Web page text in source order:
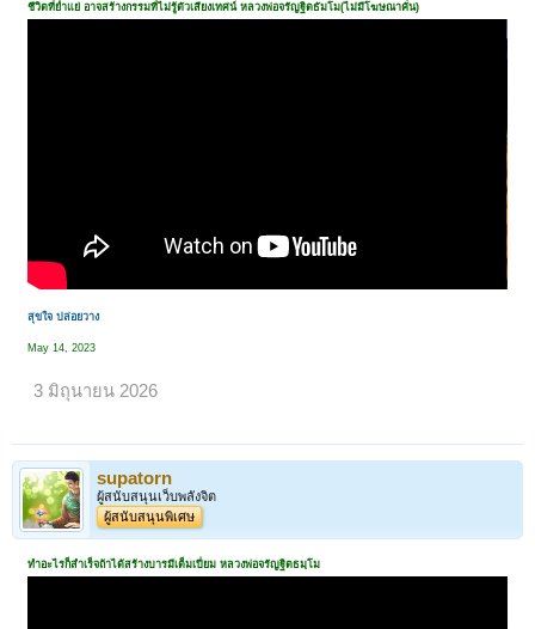
ชีวิตที่ย่ำแย่ อาจสร้างกรรมที่ไม่รู้ตัวเสียงเทศน์ หลวงพ่อจรัญฐิตธัมโม(ไม่มีโฆษณาคั่น)
สุขใจ ปล่อยวาง
May 14, 2023
3 มิถุนายน 2026
supatorn
ผู้สนับสนุนเว็บพลังจิต
ผู้สนับสนุนพิเศษ
ทำอะไรก็สำเร็จถ้าได้สร้างบารมีเต็มเปี่ยม หลวงพ่อจรัญฐิตธมฺโม